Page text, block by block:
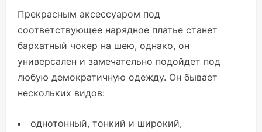
Прекрасным аксессуаром под
соответствующее нарядное платье станет
бархатный чокер на шею, однако, он
универсален и замечательно подойдет под
любую демократичную одежду. Он бывает
нескольких видов:
однотонный, тонкий и широкий,